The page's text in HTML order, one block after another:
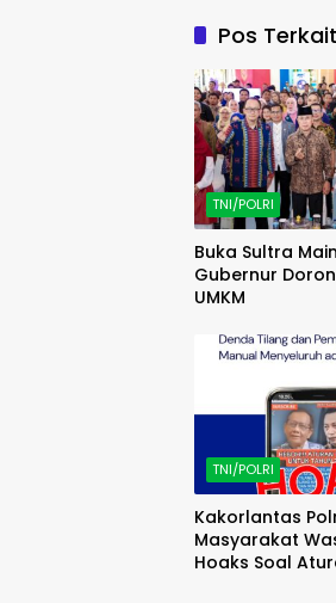
Pos Terkait
TNI/POLRI
Buka Sultra
Gubernur
UMKM
TNI/POLRI
Kakorlantas
Masyarakat
Hoaks Soal